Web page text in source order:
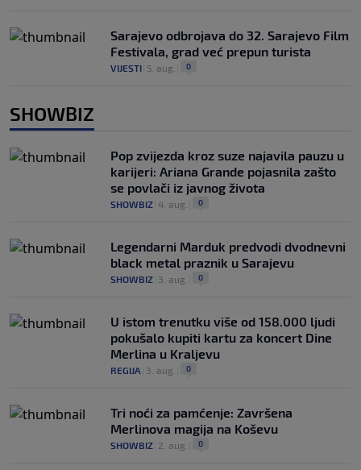
Sarajevo odbrojava do 32. Sarajevo Film
Festivala, grad već prepun turista
VIJESTI 5. aug. 0
SHOWBIZ
Pop zvijezda kroz suze najavila pauzu u
karijeri: Ariana Grande pojasnila zašto
se povlači iz javnog života
SHOWBIZ 4. aug. 0
Legendarni Marduk predvodi dvodnevni
black metal praznik u Sarajevu
SHOWBIZ 3. aug. 0
U istom trenutku više od 158.000 ljudi
pokušalo kupiti kartu za koncert Dine
Merlina u Kraljevu
REGIJA 3. aug. 0
Tri noći za pamćenje: Završena
Merlinova magija na Koševu
SHOWBIZ 2. aug. 0